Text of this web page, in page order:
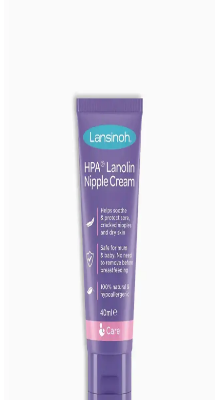
göğüsleri sıkılaştırır, şekli korur ve dolgunlaştırır. Hafif yapısı ve
2025'te Emziren Annelerin Tercihi: Lansinoh
Lanolin Krem ile Doğal Koruma
Lansinoh Lanolin Krem, doğal içeriğiyle göğüs ucu çatlaklarını
önler ve iyileştirir. Hemen keşfedin!
Lansinoh Lanolin 40 ml: Doğal ve Güvenilir Cilt
Bakım Ürünü Özellikleri ve Kullanım Rehberi
Lansinoh Lanolin 40 ml, doğal içeriği ve etkili formülüyle emziren
anneler ve kuru ciltlere özel güvenilir bir bakım sağlar. Cilt onarımı
ve tahrişi önlemede ideal, kolay kullanımlı ve uzun ömürlüdür.
Mustela Göğüs Kremi ile Doğal ve Güvenilir Göğüs
Mustela göğüs kremi, doğal içerikleriyle emziren ve hamile kadınlar
için güvenli, nemlendirici ve elastikiyeti artırıcı özellikleriyle
çatlakları önleyen etkili bir bakım sağlar.
En İyi Göğüs Kremi Seçimi ve Bakım İpuçlarıyla
Genç ve Sağlıklı Görünüm
Doğru göğüs kremi seçimi ve düzenli bakım ile cilt elastikiyetinizi
artırabilir, yaşlanma belirtilerini geciktirebilirsiniz. Doğal içeriklere
Güçlü Bakım Rehberi